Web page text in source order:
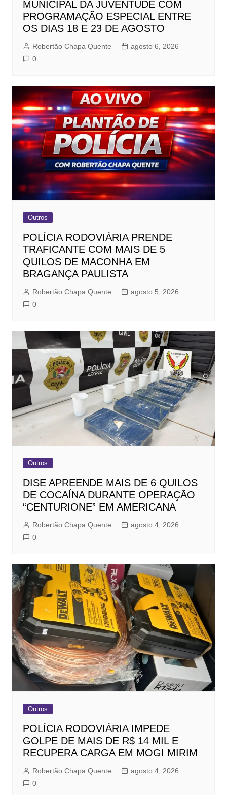
MUNICIPAL DA JUVENTUDE COM
PROGRAMAÇÃO ESPECIAL ENTRE
OS DIAS 18 E 23 DE AGOSTO
Robertão Chapa Quente
agosto 6, 2026
0
Outros
POLÍCIA RODOVIÁRIA PRENDE
TRAFICANTE COM MAIS DE 5
QUILOS DE MACONHA EM
BRAGANÇA PAULISTA
Robertão Chapa Quente
agosto 5, 2026
0
Outros
DISE APREENDE MAIS DE 6 QUILOS
DE COCAÍNA DURANTE OPERAÇÃO
“CENTURIONE” EM AMERICANA
Robertão Chapa Quente
agosto 4, 2026
0
Outros
POLÍCIA RODOVIÁRIA IMPEDE
GOLPE DE MAIS DE R$ 14 MIL E
RECUPERA CARGA EM MOGI MIRIM
Robertão Chapa Quente
agosto 4, 2026
0